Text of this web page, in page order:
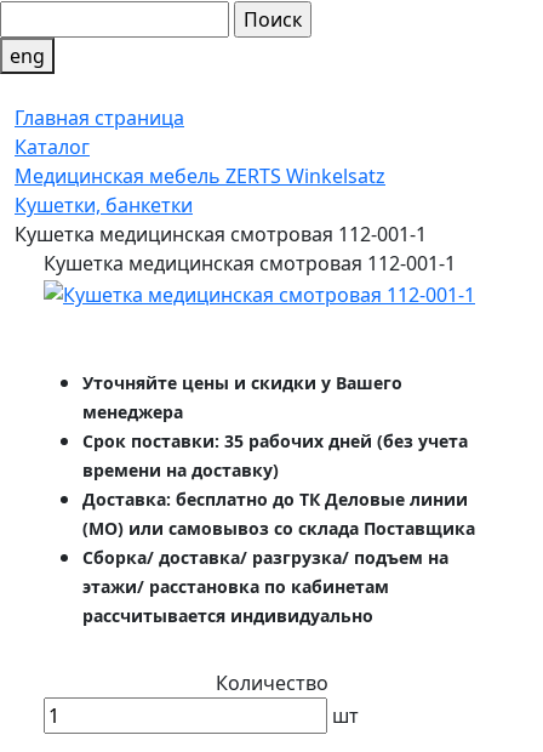
eng
Главная страница
Каталог
Медицинская мебель ZERTS Winkelsatz
Кушетки, банкетки
Кушетка медицинская смотровая 112-001-1
Кушетка медицинская смотровая 112-001-1
Уточняйте цены и скидки у Вашего
менеджера
Срок поставки: 35 рабочих дней (без учета
времени на доставку)
Доставка: бесплатно до ТК Деловые линии
(МО) или самовывоз со склада Поставщика
Сборка/ доставка/ разгрузка/ подъем на
этажи/ расстановка по кабинетам
рассчитывается индивидуально
Количество
шт